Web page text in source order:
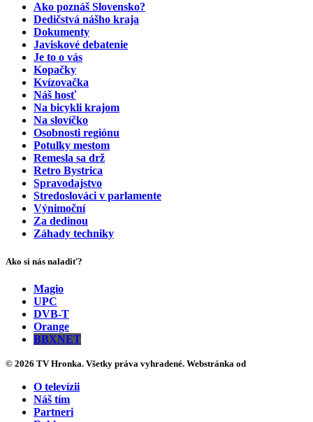
Ako poznáš Slovensko?
Dedičstvá nášho kraja
Dokumenty
Javiskové debatenie
Je to o vás
Kopačky
Kvízovačka
Náš hosť
Na bicykli krajom
Na slovíčko
Osobnosti regiónu
Potulky mestom
Remesla sa drž
Retro Bystrica
Spravodajstvo
Stredoslováci v parlamente
Výnimoční
Za dedinou
Záhady techniky
Ako si nás naladiť?
Magio
UPC
DVB-T
Orange
BBXNET
© 2026 TV Hronka. Všetky práva vyhradené. Webstránka od
O televízii
Náš tím
Partneri